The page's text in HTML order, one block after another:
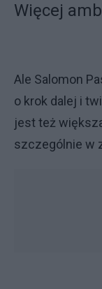
Więcej
Ale Salomon
o krok dalej i
jest też
szczególnie w